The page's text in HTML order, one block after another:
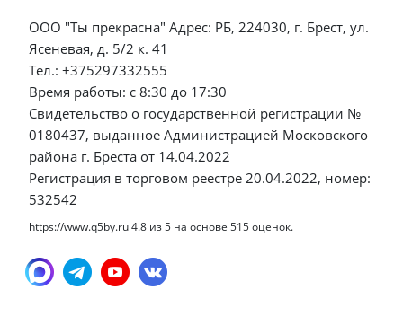
ООО "Ты прекрасна" Адрес: РБ, 224030, г. Брест, ул.
Ясеневая, д. 5/2 к. 41
Тел.: +375297332555
Время работы: с 8:30 до 17:30
Свидетельство о государственной регистрации №
0180437, выданное Администрацией Московского
района г. Бреста от 14.04.2022
Регистрация в торговом реестре 20.04.2022, номер:
532542
https://www.q5by.ru4.8 из5 на основе 515оценок.